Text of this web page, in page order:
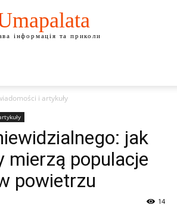
інформація та приколи
i artykuły
jak
mierzą populacje
powietrzu
14